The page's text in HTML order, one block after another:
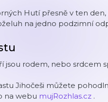
Hutí přesně v ten
na jedno podzimní
jsou rodem, nebo srdcem
Jihočeši můžete
na webu mujRozhlas.cz .